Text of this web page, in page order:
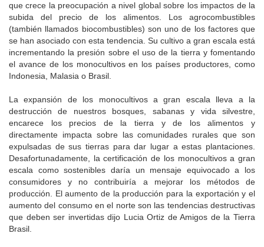
que crece la preocupación a nivel global sobre los impactos de la
subida del precio de los alimentos. Los agrocombustibles
(también llamados biocombustibles) son uno de los factores que
se han asociado con esta tendencia. Su cultivo a gran escala está
incrementando la presión sobre el uso de la tierra y fomentando
el avance de los monocultivos en los países productores, como
Indonesia, Malasia o Brasil.
La expansión de los monocultivos a gran escala lleva a la
destrucción de nuestros bosques, sabanas y vida silvestre,
encarece los precios de la tierra y de los alimentos y
directamente impacta sobre las comunidades rurales que son
expulsadas de sus tierras para dar lugar a estas plantaciones.
Desafortunadamente, la certificación de los monocultivos a gran
escala como sostenibles daría un mensaje equivocado a los
consumidores y no contribuiría a mejorar los métodos de
producción. El aumento de la producción para la exportación y el
aumento del consumo en el norte son las tendencias destructivas
que deben ser invertidas dijo Lucia Ortiz de Amigos de la Tierra
Brasil.